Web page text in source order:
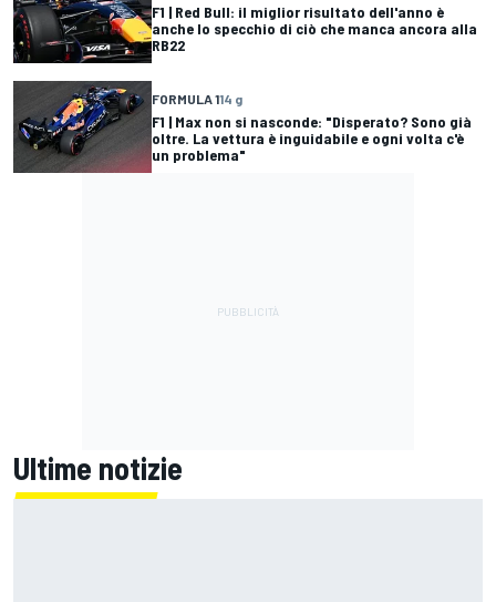
F1 | Red Bull: il miglior risultato dell'anno è
anche lo specchio di ciò che manca ancora alla
RB22
FORMULA 114 g
F1 | Max non si nasconde: "Disperato? Sono già
oltre. La vettura è inguidabile e ogni volta c'è
un problema"
Ultime notizie